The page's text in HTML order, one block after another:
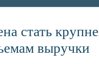
стать
выручки